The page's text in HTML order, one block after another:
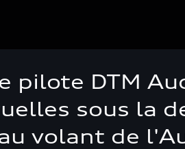
pilote DTM
sous la
volant de